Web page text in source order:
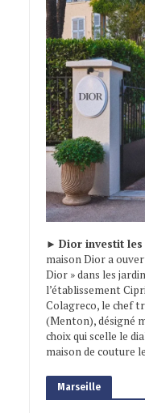
► Dior investit
maison Dior a
Dior » dans les
l’établissement
Colagreco, le chef
(Menton), désigné
choix qui scelle le
maison de couture
Marseille